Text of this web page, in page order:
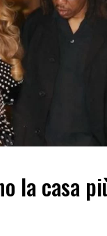
la casa